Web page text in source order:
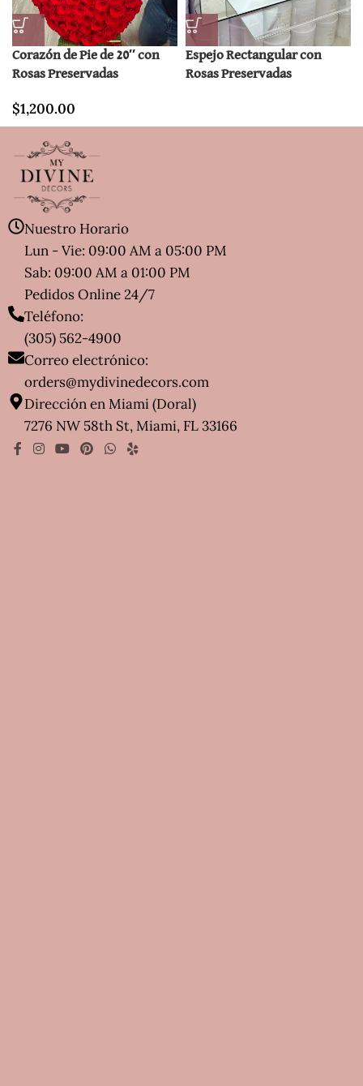
Corazón de Pie de 20″ con
Rosas Preservadas
$1,200.00
Espejo Rectangular con
Rosas Preservadas
Nuestro Horario
Lun - Vie: 09:00 AM a 05:00 PM
Sab: 09:00 AM a 01:00 PM
Pedidos Online 24/7
Teléfono:
(305) 562-4900
Correo electrónico:
orders@mydivinedecors.com
Dirección en Miami (Doral)
7276 NW 58th St, Miami, FL 33166